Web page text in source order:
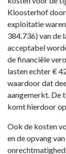
Bevinding
Kloosterhof door
exploitatie
384.736) van de
acceptabel
de financiële
lasten echter €
waardoor dat
aangemerkt. De
komt hierdoor
Ook de kosten
en de opvang